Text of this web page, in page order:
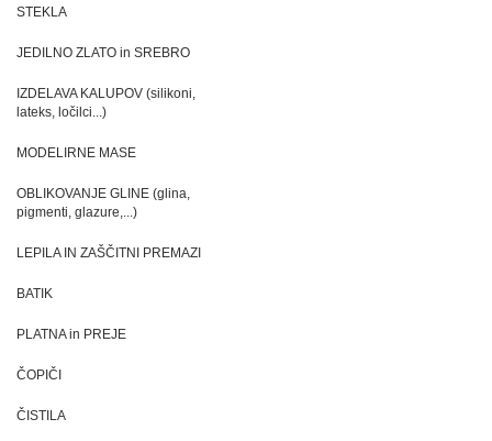
STEKLA
JEDILNO ZLATO in SREBRO
IZDELAVA KALUPOV (silikoni,
lateks, ločilci...)
MODELIRNE MASE
OBLIKOVANJE GLINE (glina,
pigmenti, glazure,...)
LEPILA IN ZAŠČITNI PREMAZI
BATIK
PLATNA in PREJE
ČOPIČI
ČISTILA